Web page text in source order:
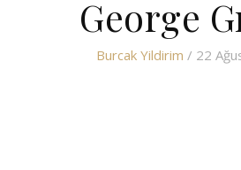
George
Burcak Yildirim / 22